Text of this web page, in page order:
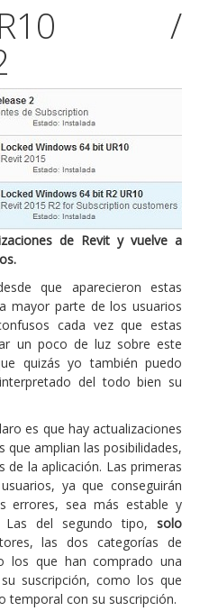
/
de Revit y vuelve a
que aparecieron estas
mayor parte de los usuarios
cada vez que estas
un poco de luz sobre este
quizás yo también puedo
del todo bien su
es que hay actualizaciones
que amplian las posibilidades,
de la aplicación. Las primeras
ya que conseguirán
errores, sea más estable y
Las del segundo tipo, solo
las dos categorías de
los que han comprado una
suscripción, como los que
temporal con su suscripción.